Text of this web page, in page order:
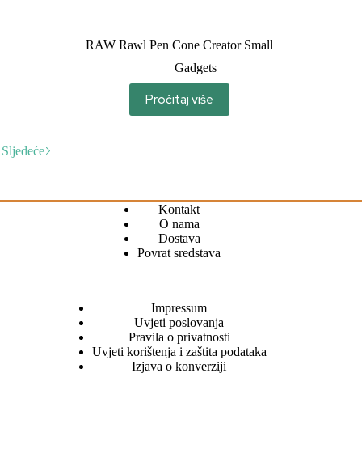
RAW Rawl Pen Cone Creator Small
Gadgets
Pročitaj više
Sljedeće
Kontakt
O nama
Dostava
Povrat sredstava
Impressum
Uvjeti poslovanja
Pravila o privatnosti
Uvjeti korištenja i zaštita podataka
Izjava o konverziji